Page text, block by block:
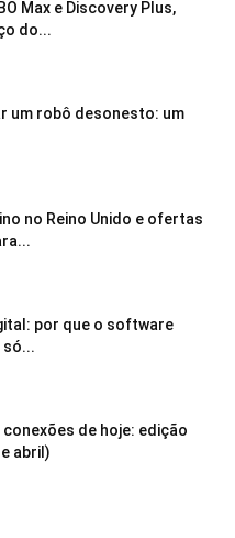
Max e Discovery Plus,
do...
um robô desonesto: um
no Reino Unido e ofertas
por que o software
só...
de hoje: edição
abril)